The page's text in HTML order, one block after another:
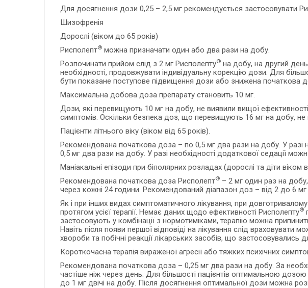
Для досягнення дози 0,25 – 2,5 мг рекомендується застосовувати
Шизофренія
Дорослі (віком до 65 років)
Рисполепт® можна призначати один або два рази на добу.
Розпочинати прийом слід з 2 мг Рисполепту® на добу, на другий
необхідності, продовжувати індивідуальну корекцію дози. Для
бути показане поступове підвищення дози або знижена початкова
Максимальна добова доза препарату становить 10 мг.
Дози, які перевищують 10 мг на добу, не виявили вищої
симптомів. Оскільки безпека доз, що перевищують 16 мг на добу,
Пацієнти літнього віку (віком від 65 років).
Рекомендована початкова доза – по 0,5 мг два рази на добу. У
0,5 мг два рази на добу. У разі необхідності додаткової седації
Маніакальні епізоди при біполярних розладах (дорослі та діти віком
Рекомендована початкова доза Рисполепт® – 2 мг один раз на
через кожні 24 години. Рекомендований діапазон доз – від 2 до 6
Як і при інших видах симптоматичного лікування, при
протягом усієї терапії. Немає даних щодо ефективності Рисполепту®
застосовують у комбінації з нормотиміками, терапію можна
Навіть після появи першої відповіді на лікування слід враховувати
хвороби та побічні реакції лікарських засобів, що застосовувались
Короткочасна терапія вираженої агресії або тяжких психічних
Рекомендована початкова доза – 0,25 мг два рази на добу. За
частіше ніж через день. Для більшості пацієнтів оптимальною
до 1 мг двічі на добу. Після досягнення оптимальної дози можна